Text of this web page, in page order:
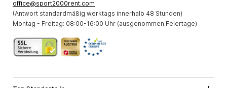
office@sport2000rent.com
(Antwort standardmäßig werktags innerhalb 48 Stunden)
Montag - Freitag: 08:00-16:00 Uhr (ausgenommen Feiertage)